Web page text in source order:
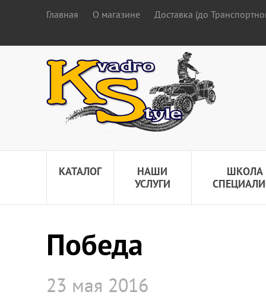
Главная О магазине Доставка (до
КАТАЛОГ
НАШИ
УСЛУГИ
ШКОЛА
Победа
23 мая 2016